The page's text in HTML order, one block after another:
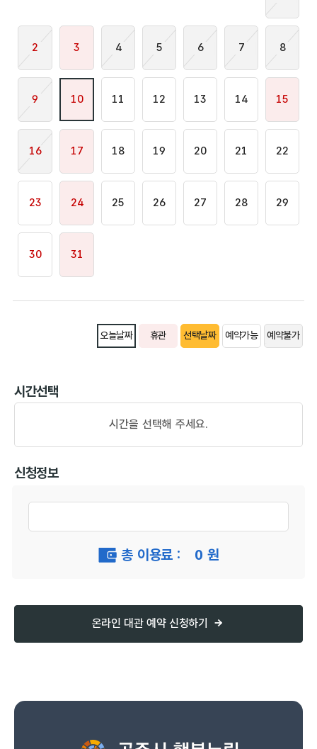
2 3 4 5 6 7 8
9 10 11 12 13 14 15
16 17 18 19 20 21 22
23 24 25 26 27 28 29
30 31
오늘날짜 휴관 선택날짜 예약가능 예약불가
시간선택
시간을 선택해 주세요.
신청정보
총 이용료 : 0 원
온라인 대관 예약 신청하기